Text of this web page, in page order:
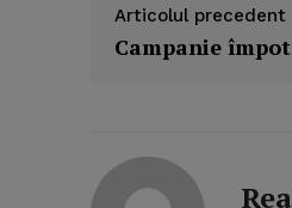
Articolul precedent
Campanie